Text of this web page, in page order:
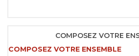
COMPOSEZ VOTRE
COMPOSEZ VOTRE ENSEMBLE